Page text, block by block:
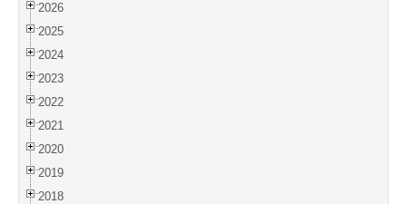
2026
2025
2024
2023
2022
2021
2020
2019
2018